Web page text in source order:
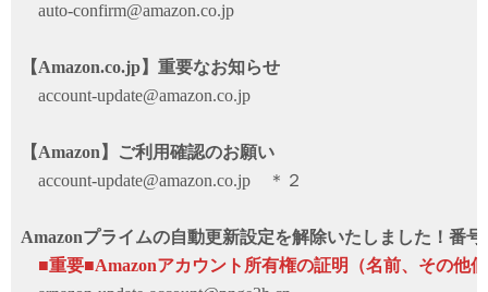
auto-confirm@amazon.co.jp
【Amazon.co.jp】重要なお知らせ
account-update@amazon.co.jp
【Amazon】ご利用確認のお願い
account-update@amazon.co.jp ＊２
Amazonプライムの自動更新設定を解除いたしました！番号
■重要■Amazonアカウント所有権の証明（名前、その他